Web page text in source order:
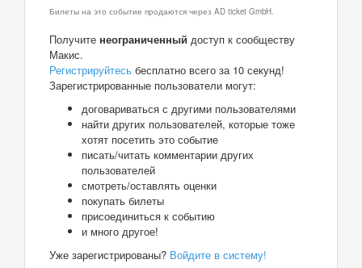
Билеты на это событие продаются через AD ticket GmbH.
Получите неограниченный доступ к сообществу
Макис.
Регистрируйтесь бесплатно всего за 10 секунд!
Зарегистрированные пользователи могут:
договариваться с другими пользователями
найти других пользователей, которые тоже
хотят посетить это событие
писать/читать комментарии других
пользователей
смотреть/оставлять оценки
покупать билеты
присоединиться к событию
и много другое!
Уже зарегистрированы? Войдите в систему!